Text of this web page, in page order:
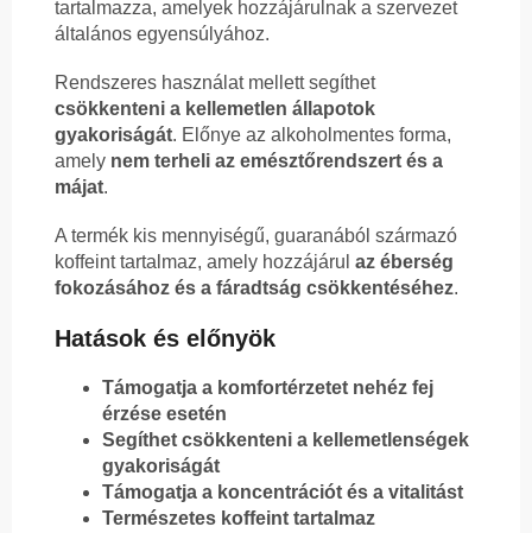
tartalmazza, amelyek hozzájárulnak a szervezet
általános egyensúlyához.
Rendszeres használat mellett segíthet
csökkenteni a kellemetlen állapotok
gyakoriságát. Előnye az alkoholmentes forma,
amely nem terheli az emésztőrendszert és a
májat.
A termék kis mennyiségű, guaranából származó
koffeint tartalmaz, amely hozzájárul az éberség
fokozásához és a fáradtság csökkentéséhez.
Hatások és előnyök
Támogatja a komfortérzetet nehéz fej
érzése esetén
Segíthet csökkenteni a kellemetlenségek
gyakoriságát
Támogatja a koncentrációt és a vitalitást
Természetes koffeint tartalmaz